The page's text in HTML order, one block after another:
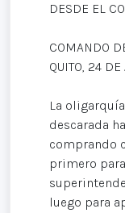
DESDE EL
COMANDO
QUITO, 24
La
descarada
comprando
primero
luego para